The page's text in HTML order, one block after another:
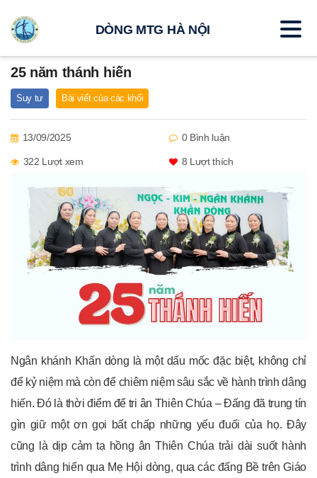
25 năm thánh hiến
Suy tư Bài viết của các khối
13/09/2025 0 Bình luận
322 Lượt xem 8 Lượt thích
Ngân khánh Khấn dòng là một dấu mốc đặc biệt, không chỉ
để kỷ niệm mà còn để chiêm niệm sâu sắc về hành trình dâng
hiến. Đó là thời điểm để tri ân Thiên Chúa – Đấng đã trung tín
gìn giữ một ơn gọi bất chấp những yếu đuối của họ. Đây
cũng là dịp cảm tạ hồng ân Thiên Chúa trải dài suốt hành
trình dâng hiến qua Mẹ Hội dòng, qua các đấng Bề trên Giáo
DÒNG MTG HÀ NỘI